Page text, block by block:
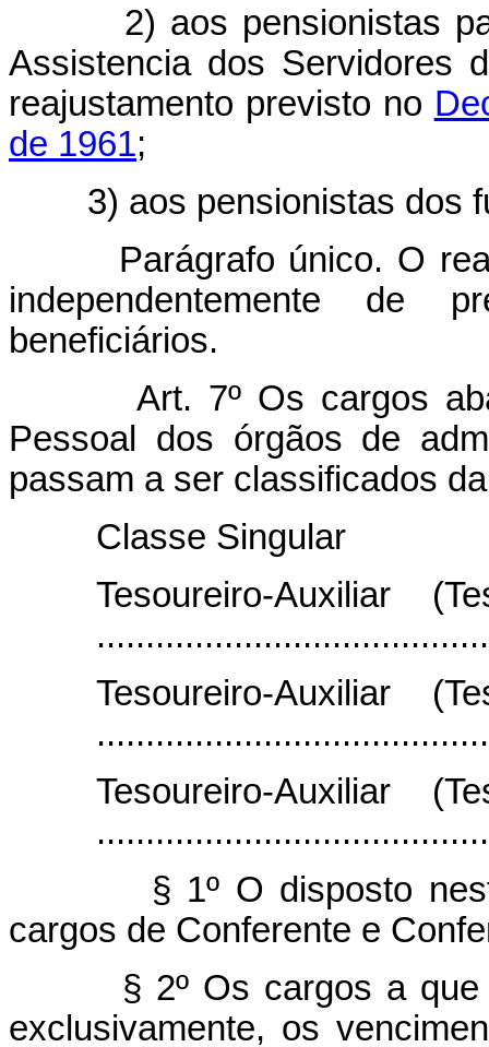
2) aos pensionistas
Assistencia dos Servidores
reajustamento previsto no
de 1961;
3) aos pensionistas dos
Parágrafo único. O
independentemente de
beneficiários.
Art. 7º Os cargos
Pessoal dos órgãos de
passam a ser classificados
Classe
Tesoureiro-Auxiliar
Tesoureiro-Auxiliar
Tesoureiro-Auxiliar
§ 1º O disposto
cargos de Conferente e
§ 2º Os cargos a
exclusivamente, os